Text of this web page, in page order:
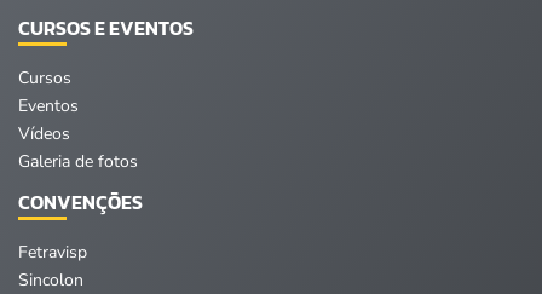
CURSOS E EVENTOS
Cursos
Eventos
Vídeos
Galeria de fotos
CONVENÇÕES
Fetravisp
Sincolon